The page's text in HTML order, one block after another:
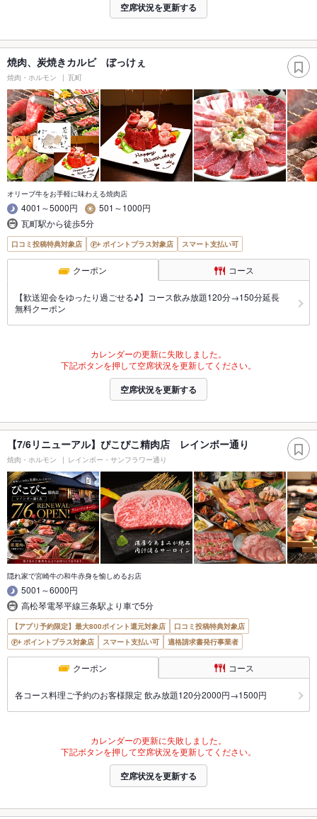
空席状況を更新する
焼肉、炭焼きカルビ ぼっけぇ
焼肉・ホルモン 瓦町
オリーブ牛をお手軽に味わえる焼肉店
4001～5000円
501～1000円
瓦町駅から徒歩5分
口コミ投稿特典対象店 ポイントプラス対象店 スマート支払い可
クーポン コース
【歓送迎会をゆったり過ごせる♪】コース飲み放題120分→150分延長
無料クーポン
カレンダーの更新に失敗しました。
下記ボタンを押して空席状況を更新してください。
空席状況を更新する
【7/6リニューアル】ぴこぴこ精肉店 レインボー通り
焼肉・ホルモン レインボー・サンフラワー通り
隠れ家で宮崎牛の和牛赤身を愉しめるお店
5001～6000円
高松琴電琴平線三条駅より車で5分
【アプリ予約限定】最大800ポイント還元対象店
口コミ投稿特典対象店
ポイントプラス対象店
スマート支払い可 適格請求書発行事業者
クーポン コース
各コース料理ご予約のお客様限定 飲み放題120分2000円→1500円
カレンダーの更新に失敗しました。
下記ボタンを押して空席状況を更新してください。
空席状況を更新する